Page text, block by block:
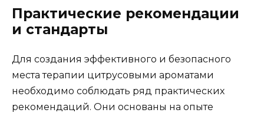
Практические рекомендации
и стандарты
Для создания эффективного и безопасного
места терапии цитрусовыми ароматами
необходимо соблюдать ряд практических
рекомендаций. Они основаны на опыте